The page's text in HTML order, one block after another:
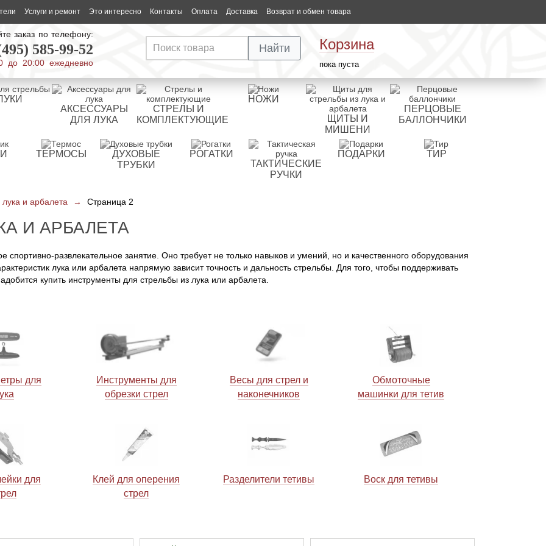
Услуги и ремонт Это интересно Контакты Оплата Доставка Возврат и обмен товара
заказ по телефону:
585-99-52
до 20:00 ежедневно
Корзина
пока пуста
Найти
АКСЕССУАРЫ
ДЛЯ ЛУКА
СТРЕЛЫ И
КОМПЛЕКТУЮЩИЕ
НОЖИ
ЩИТЫ И
МИШЕНИ
ПЕРЦОВЫЕ
БАЛЛОНЧИКИ
ТЕРМОСЫ
ДУХОВЫЕ
ТРУБКИ
РОГАТКИ
ТАКТИЧЕСКИЕ
РУЧКИ
ПОДАРКИ ТИР
и арбалета → Страница 2
И АРБАЛЕТА
спортивно-развлекательное занятие. Оно требует не только навыков и умений, но и качественного оборудования
лука или арбалета напрямую зависит точность и дальность стрельбы. Для того, чтобы поддерживать
купить инструменты для стрельбы из лука или арбалета.
для
Инструменты для
обрезки стрел
Весы для стрел и
наконечников
Обмоточные
машинки для тетив
для
Клей для оперения
стрел
Разделители тетивы Воск для тетивы